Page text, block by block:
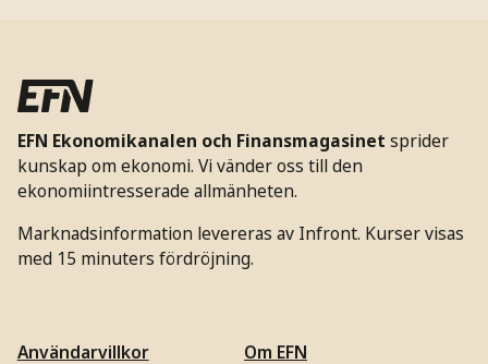
EFN Ekonomikanalen och Finansmagasinet sprider
kunskap om ekonomi. Vi vänder oss till den
ekonomiintresserade allmänheten.
Marknadsinformation levereras av Infront. Kurser visas
med 15 minuters fördröjning.
Användarvillkor
Om EFN